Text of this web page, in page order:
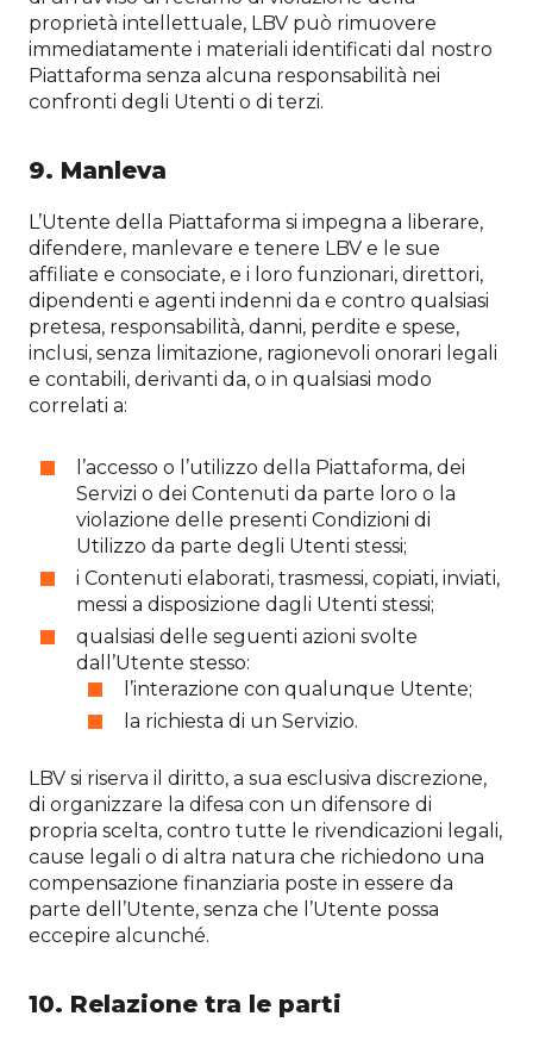
proprietà intellettuale, LBV può rimuovere
immediatamente i materiali identificati dal nostro
Piattaforma senza alcuna responsabilità nei
confronti degli Utenti o di terzi.
9. Manleva
L’Utente della Piattaforma si impegna a liberare,
difendere, manlevare e tenere LBV e le sue
affiliate e consociate, e i loro funzionari, direttori,
dipendenti e agenti indenni da e contro qualsiasi
pretesa, responsabilità, danni, perdite e spese,
inclusi, senza limitazione, ragionevoli onorari legali
e contabili, derivanti da, o in qualsiasi modo
correlati a:
l’accesso o l’utilizzo della Piattaforma, dei
Servizi o dei Contenuti da parte loro o la
violazione delle presenti Condizioni di
Utilizzo da parte degli Utenti stessi;
i Contenuti elaborati, trasmessi, copiati, inviati,
messi a disposizione dagli Utenti stessi;
qualsiasi delle seguenti azioni svolte
dall’Utente stesso:
l’interazione con qualunque Utente;
la richiesta di un Servizio.
LBV si riserva il diritto, a sua esclusiva discrezione,
di organizzare la difesa con un difensore di
propria scelta, contro tutte le rivendicazioni legali,
cause legali o di altra natura che richiedono una
compensazione finanziaria poste in essere da
parte dell’Utente, senza che l’Utente possa
eccepire alcunché.
10. Relazione tra le parti